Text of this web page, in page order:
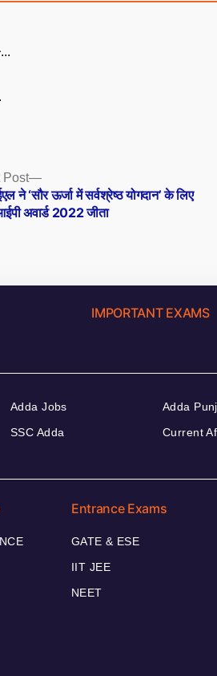
Post
Next
post:
ने ‘सौर ऊर्जा में सर्वश्रेष्ठ योगदान’ के लिए
अवार्ड 2022 जीता
IMPORTANT EXAMS
Adda Jobs
SSC Adda
Adda
Current
Entrance Exams
GATE & ESE
IIT JEE
NEET